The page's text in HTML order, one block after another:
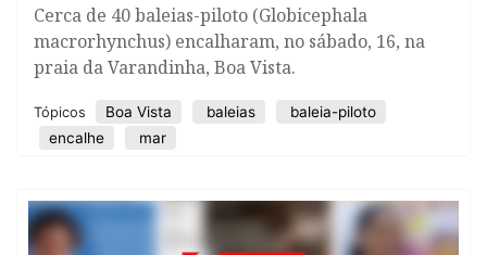
Cerca de 40 baleias-piloto (Globicephala
macrorhynchus) encalharam, no sábado, 16, na
praia da Varandinha, Boa Vista.
Tópicos Boa Vista baleias
baleia-piloto
encalhe
mar